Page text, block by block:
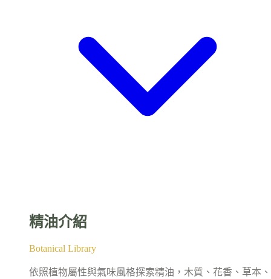
精油介紹
Botanical Library
依照植物屬性與氣味風格探索精油，木質、花香、草本、